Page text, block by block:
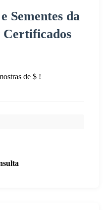
Sementes da
de $ !